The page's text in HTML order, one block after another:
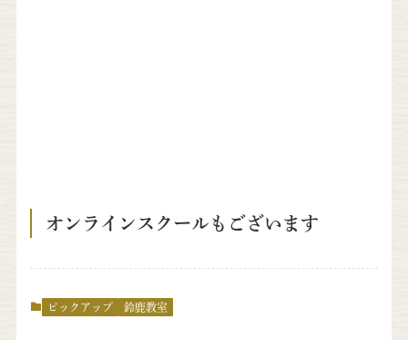
オンラインスクールもございます
ピックアップ 鈴鹿教室